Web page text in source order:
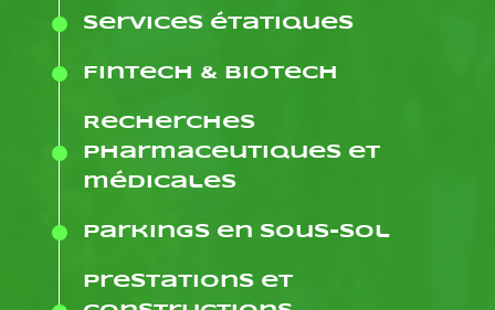
Services étatiques
Fintech & Biotech
Recherches
pharmaceutiques et
médicales
Parkings en sous-sol
Prestations et